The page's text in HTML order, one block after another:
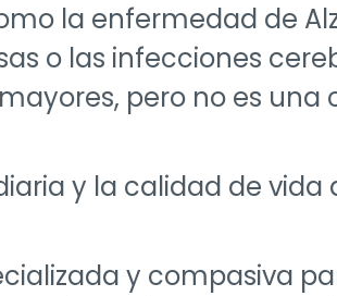
la enfermedad de
o las infecciones
pero no es
y la calidad de vida
y compasiva